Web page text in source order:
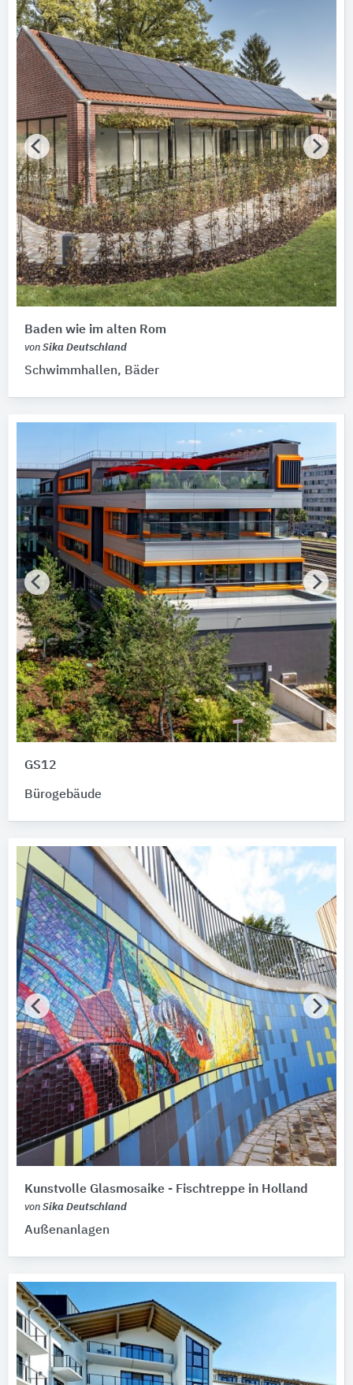
Baden wie im alten Rom
von Sika Deutschland
Schwimmhallen, Bäder
GS12
Bürogebäude
Kunstvolle Glasmosaike - Fischtreppe in Holland
von Sika Deutschland
Außenanlagen